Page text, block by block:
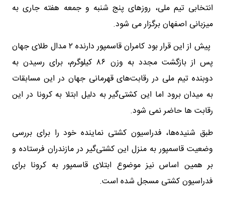
انتخابی تیم ملی، روزهای پنج شنبه و جمعه هفته جاری به
میزبانی اصفهان برگزار می شود.
پیش از این قرار بود کامران قاسمپور دارنده ۲ مدال طلای جهان
پس از بازگشت مجدد به وزن ۸۶ کیلوگرم، برای رسیدن به
دوبنده تیم ملی در رقابت‌های قهرمانی جهان در این مسابقات
به میدان برود اما این کشتی‌گیر به دلیل ابتلا به کرونا در این
رقابت ها حاضر نمی شود.
طبق شنیده‌ها، فدراسیون کشتی نماینده خود را برای بررسی
وضعیت قاسمپور به منزل این کشتی‌گیر در مازندران فرستاده و
بر همین اساس نیز موضوع ابتلای قاسمپور به کرونا برای
فدراسیون کشتی مسجل شده است.